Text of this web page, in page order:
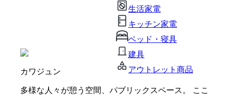
生活家電
キッチン家電
ベッド・寝具
建具
アウトレット商品
カワジュン
多様な人々が憩う空間、パブリックスペース。 ここ